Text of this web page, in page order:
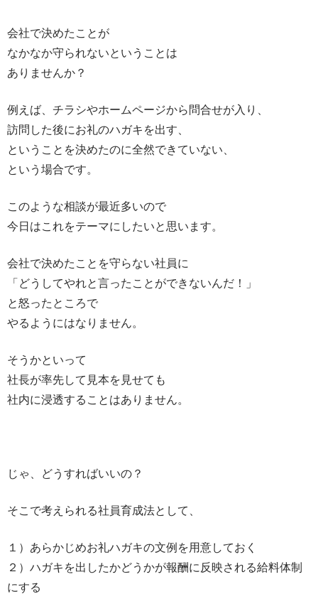
会社で決めたことが
なかなか守られないということは
ありませんか？
例えば、チラシやホームページから問合せが入り、
訪問した後にお礼のハガキを出す、
ということを決めたのに全然できていない、
という場合です。
このような相談が最近多いので
今日はこれをテーマにしたいと思います。
会社で決めたことを守らない社員に
「どうしてやれと言ったことができないんだ！」
と怒ったところで
やるようにはなりません。
そうかといって
社長が率先して見本を見せても
社内に浸透することはありません。
じゃ、どうすればいいの？
そこで考えられる社員育成法として、
１）あらかじめお礼ハガキの文例を用意しておく
２）ハガキを出したかどうかが報酬に反映される給料体制
にする